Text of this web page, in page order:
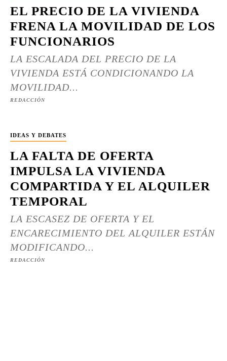
EL PRECIO DE LA VIVIENDA
FRENA LA MOVILIDAD DE LOS
FUNCIONARIOS
LA ESCALADA DEL PRECIO DE LA
VIVIENDA ESTÁ CONDICIONANDO LA
MOVILIDAD...
REDACCIÓN
IDEAS Y DEBATES
LA FALTA DE OFERTA
IMPULSA LA VIVIENDA
COMPARTIDA Y EL ALQUILER
TEMPORAL
LA ESCASEZ DE OFERTA Y EL
ENCARECIMIENTO DEL ALQUILER ESTÁN
MODIFICANDO...
REDACCIÓN